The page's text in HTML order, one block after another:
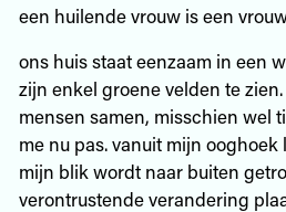
een huilende vrouw is een
ons huis staat eenzaam in een
zijn enkel groene velden te
mensen samen, misschien wel
me nu pas. vanuit mijn
mijn blik wordt naar buiten
verontrustende verandering